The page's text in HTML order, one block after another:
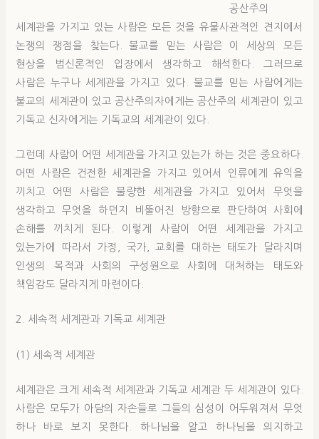
공산주의
세계관을 가지고 있는 사람은 모든 것을 유물사관적인 견지에서
논쟁의 쟁점을 찾는다. 불교를 믿는 사람은 이 세상의 모든
현상을 범신론적인 입장에서 생각하고 해석한다. 그러므로
사람은 누구나 세계관을 가지고 있다. 불교를 믿는 사람에게는
불교의 세계관이 있고 공산주의자에게는 공산주의 세계관이 있고
기독교 신자에게는 기독교의 세계관이 있다.
그런데 사람이 어떤 세계관을 가지고 있는가 하는 것은 중요하다.
어떤 사람은 건전한 세계관을 가지고 있어서 인류에게 유익을
끼치고 어떤 사람은 불량한 세계관을 가지고 있어서 무엇을
생각하고 무엇을 하던지 비뚤어진 방향으로 판단하여 사회에
손해를 끼치게 된다. 이렇게 사람이 어떤 세계관을 가지고
있는가에 따라서 가정, 국가, 교회를 대하는 태도가 달라지며
인생의 목적과 사회의 구성원으로 사회에 대처하는 태도와
책임감도 달라지게 마련이다.
2. 세속적 세계관과 기독교 세계관
(1) 세속적 세계관
세계관은 크게 세속적 세계관과 기독교 세계관 두 세계관이 있다.
사람은 모두가 아담의 자손들로 그들의 심성이 어두워져서 무엇
하나 바로 보지 못한다. 하나님을 알고 하나님을 의지하고